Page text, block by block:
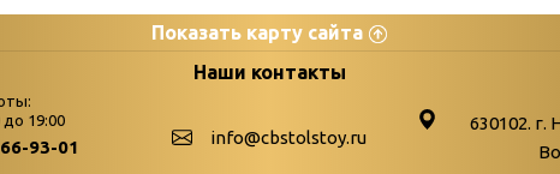
Показать карту сайта
palitra
Бюллетень новых
Война. Народ. Победа.
Наши контакты
до 19:00
93-01 info@cbstolstoy.ru
630102. г.